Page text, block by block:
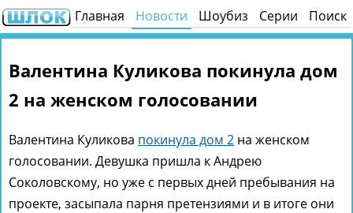
Главная Новости Шоубиз Серии Поиск
Валентина Куликова покинула дом
2 на женском голосовании
Валентина Куликова покинула дом 2 на женском
голосовании. Девушка пришла к Андрею
Соколовскому, но уже с первых дней пребывания на
проекте, засыпала парня претензиями и в итоге они